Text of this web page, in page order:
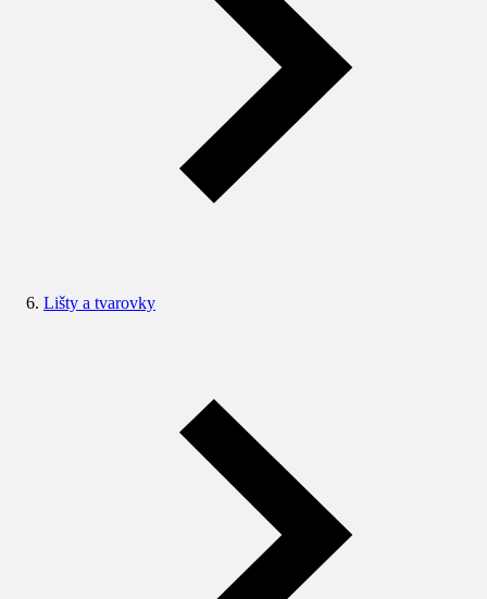
Lišty a tvarovky